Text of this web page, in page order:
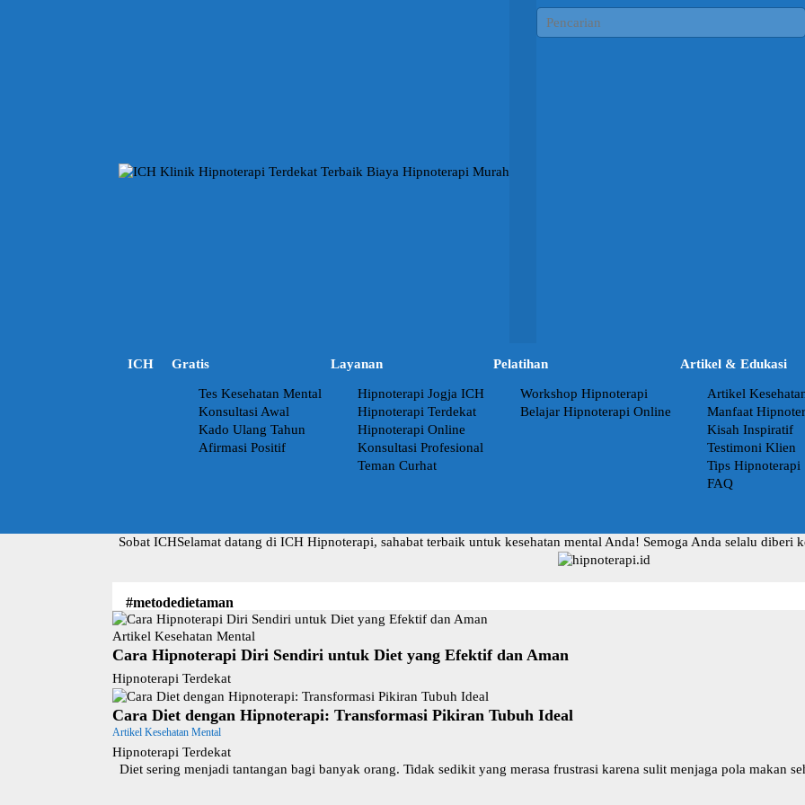
ICH Gratis
Tes Kesehatan Mental
Konsultasi Awal
Kado Ulang Tahun
Afirmasi Positif
Layanan
Hipnoterapi Jogja ICH
Hipnoterapi Terdekat
Hipnoterapi Online
Konsultasi Profesional
Teman Curhat
Pelatihan
Workshop Hipnoterapi
Belajar Hipnoterapi Online
Artikel & Edukasi
Artikel
Manfaat
Kisah Inspiratif
Testimoni Klien
Tips Hipnoterapi
FAQ
Sobat ICHSelamat datang di ICH Hipnoterapi, sahabat terbaik untuk kesehatan mental Anda! Semoga Anda selalu diberi
#metodedietaman
Artikel Kesehatan Mental
Cara Hipnoterapi Diri Sendiri untuk Diet yang Efektif dan Aman
Hipnoterapi Terdekat
Cara Diet dengan Hipnoterapi: Transformasi Pikiran Tubuh Ideal
Artikel Kesehatan Mental
Hipnoterapi Terdekat
Diet sering menjadi tantangan bagi banyak orang. Tidak sedikit yang merasa frustrasi karena sulit menjaga pola makan